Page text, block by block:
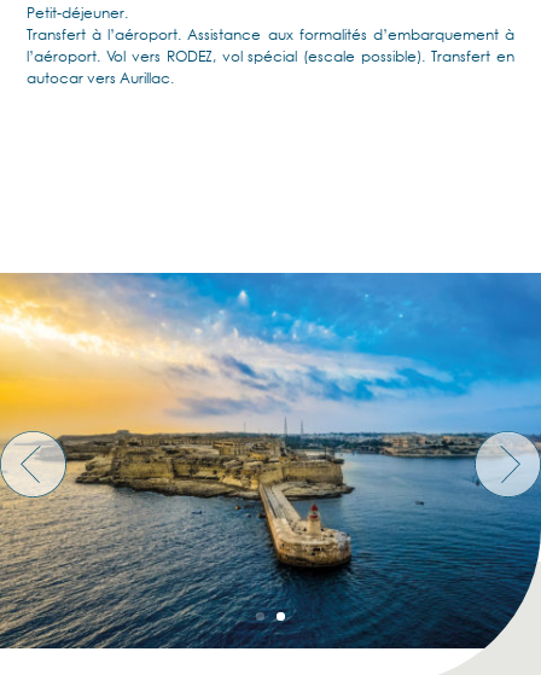
Petit-déjeuner.
Transfert à l’aéroport. Assistance aux formalités d’embarquement à
l’aéroport. Vol vers RODEZ, vol spécial (escale possible). Transfert en
autocar vers Aurillac.